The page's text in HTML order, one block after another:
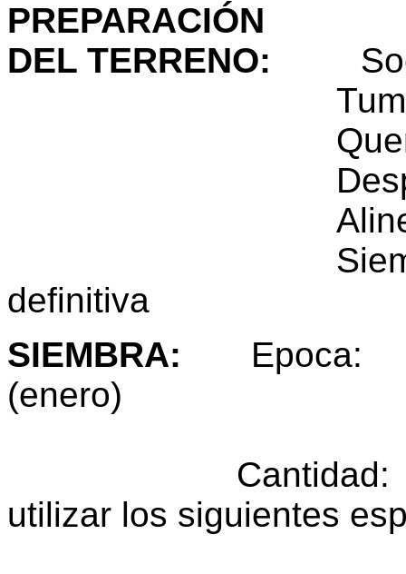
PREPARACIÓN
DEL TERRENO:
Tumba y
Alineada y
Siembra de
definitiva
SIEMBRA:
Epoca:
(enero)
Cantidad:
utilizar los siguientes